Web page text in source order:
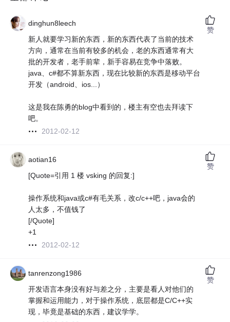
dinghun8leech
新人就要学习新的东西，新的东西代表了当前的技术
方向，通常在当前有较多的机会，老的东西通常有大
批的开发者，老手前辈，新手容易在竞争中落败。
java、c#都不算新东西，现在比较新的东西是移动平台
开发（android、ios...）
这是我在陈勇的blog中看到的，楼主有空也去拜读下
吧。
2012-02-12
赞
aotian16
[Quote=引用 1 楼 vsking 的回复:]
操作系统和java或c#有毛关系，改c/c++吧，java会的
人太多，不值钱了
[/Quote]
+1
2012-02-12
赞
tanrenzong1986
开发语言本身没有好与差之分，主要是看人对他们的
掌握和运用能力，对于操作系统，底层都是C/C++实
现，毕竟是基础的东西，建议学学。
赞